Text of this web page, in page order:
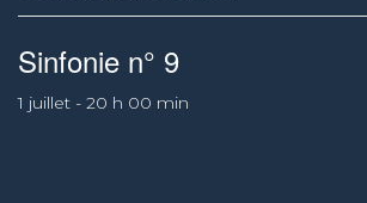
Sinfonie n° 9
1 juillet - 20 h 00 min